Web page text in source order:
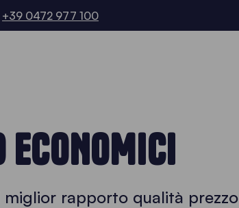
+39 0472 977 100
ECONOMICI
miglior rapporto qualità prezzo